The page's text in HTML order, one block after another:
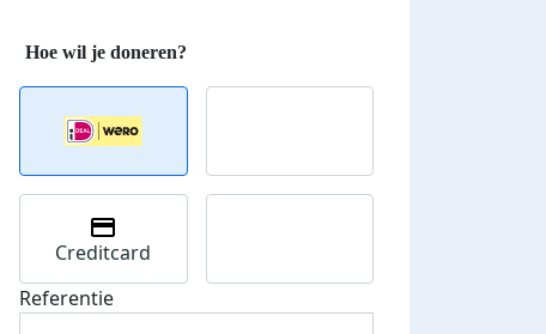
Creditcard
Referentie